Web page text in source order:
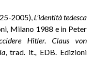
2005), L’identità tedesca
Milano 1988 e in Peter
Hitler. Claus von
, trad. it., EDB. Edizioni